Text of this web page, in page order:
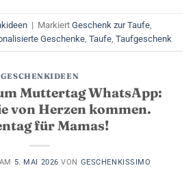
| Markiert Geschenk zur Taufe
Geschenke Taufe Taufgeschenk
GESCHENKIDEEN
Muttertag WhatsApp:
von Herzen kommen.
für Mamas!
5. MAI 2026 VON GESCHENKISSIMO